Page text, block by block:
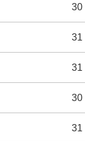
30
31
31
30
31